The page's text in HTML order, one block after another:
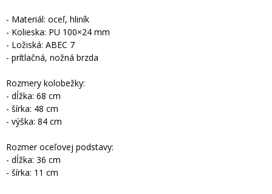
- Materiál: oceľ, hliník
- Kolieska: PU 100×24 mm
- Ložiská: ABEC 7
- prítlačná, nožná brzda
Rozmery kolobežky:
- dĺžka: 68 cm
- šírka: 48 cm
- výška: 84 cm
Rozmer oceľovej podstavy:
- dĺžka: 36 cm
- šírka: 11 cm